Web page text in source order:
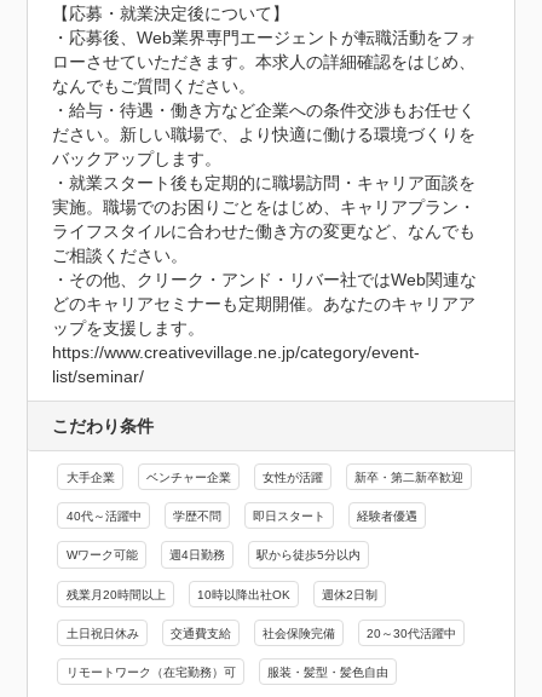
【応募・就業決定後について】
・応募後、Web業界専門エージェントが転職活動をフォ
ローさせていただきます。本求人の詳細確認をはじめ、
なんでもご質問ください。
・給与・待遇・働き方など企業への条件交渉もお任せく
ださい。新しい職場で、より快適に働ける環境づくりを
バックアップします。
・就業スタート後も定期的に職場訪問・キャリア面談を
実施。職場でのお困りごとをはじめ、キャリアプラン・
ライフスタイルに合わせた働き方の変更など、なんでも
ご相談ください。
・その他、クリーク・アンド・リバー社ではWeb関連な
どのキャリアセミナーも定期開催。あなたのキャリアア
ップを支援します。
https://www.creativevillage.ne.jp/category/event-
list/seminar/
こだわり条件
大手企業 ベンチャー企業 女性が活躍 新卒・第二新卒歓迎
40代～活躍中 学歴不問 即日スタート 経験者優遇
Wワーク可能 週4日勤務 駅から徒歩5分以内
残業月20時間以上 10時以降出社OK 週休2日制
土日祝日休み 交通費支給 社会保険完備 20～30代活躍中
リモートワーク（在宅勤務）可 服装・髪型・髪色自由